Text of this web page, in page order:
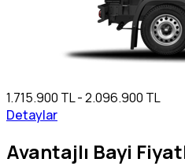
1.715.900 TL - 2.096.900 TL
Detaylar
Avantajlı Bayi